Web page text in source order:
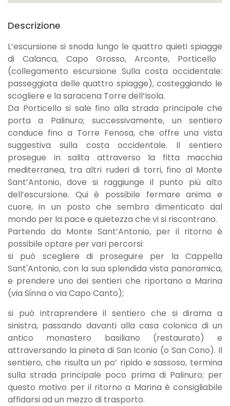
Descrizione
L’escursione si snoda lungo le quattro quieti spiagge
di Calanca, Capo Grosso, Arconte, Porticello
(collegamento escursione Sulla costa occidentale:
passeggiata delle quattro spiagge), costeggiando le
scogliere e la saracena Torre dell’Isola.
Da Porticello si sale fino alla strada principale che
porta a Palinuro; successivamente, un sentiero
conduce fino a Torre Fenosa, che offre una vista
suggestiva sulla costa occidentale. Il sentiero
prosegue in salita attraverso la fitta macchia
mediterranea, tra altri ruderi di torri, fino al Monte
Sant’Antonio, dove si raggiunge il punto più alto
dell’escursione. Qui è possibile fermare anima e
cuore, in un posto che sembra dimenticato dal
mondo per la pace e quietezza che vi si riscontrano.
Partendo da Monte Sant’Antonio, per il ritorno è
possibile optare per vari percorsi:
si può scegliere di proseguire per la Cappella
Sant'Antonio, con la sua splendida vista panoramica,
e prendere uno dei sentieri che riportano a Marina
(via Sinna o via Capo Canto);
si può intraprendere il sentiero che si dirama a
sinistra, passando davanti alla casa colonica di un
antico monastero basiliano (restaurato) e
attraversando la pineta di San Iconio (o San Cono). Il
sentiero, che risulta un po’ ripido e sassoso, termina
sulla strada principale poco prima di Palinuro; per
questo motivo per il ritorno a Marina è consigliabile
affidarsi ad un mezzo di trasporto.